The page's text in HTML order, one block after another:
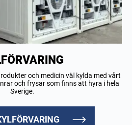
och medicin väl kylda med vårt
och frysar som finns att hyra i hela
Sverige.